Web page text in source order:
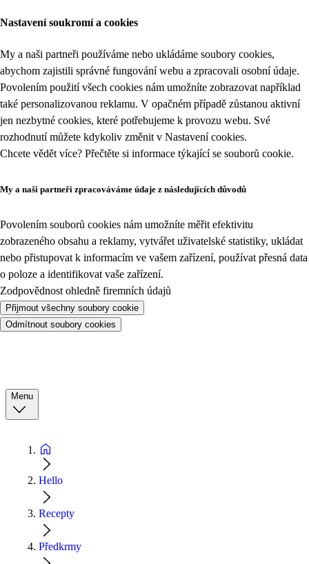
Nastavení soukromí a cookies
My a naši partneři používáme nebo ukládáme soubory cookies,
abychom zajistili správné fungování webu a zpracovali osobní údaje.
Povolením použití všech cookies nám umožníte zobrazovat například
také personalizovanou reklamu. V opačném případě zůstanou aktivní
jen nezbytné cookies, které potřebujeme k provozu webu. Své
rozhodnutí můžete kdykoliv změnit v Nastavení cookies.
Chcete vědět více? Přečtěte si informace týkající se souborů cookie.
My a naši partneři zpracováváme údaje z následujících důvodů
Povolením souborů cookies nám umožníte měřit efektivitu
zobrazeného obsahu a reklamy, vytvářet uživatelské statistiky, ukládat
nebo přistupovat k informacím ve vašem zařízení, používat přesná data
o poloze a identifikovat vaše zařízení.
Zodpovědnost ohledně firemních údajů
Přijmout všechny soubory cookie
Odmítnout soubory cookies
Menu
Hello
Recepty
Předkrmy